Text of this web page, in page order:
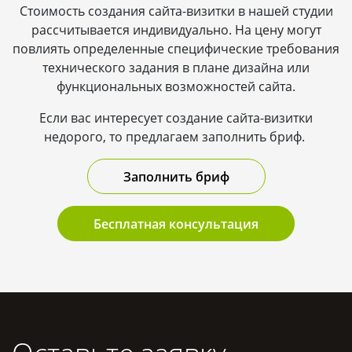
Стоимость создания сайта-визитки в нашей студии
рассчитывается индивидуально. На цену могут
повлиять определенные специфические требования
технического задания в плане дизайна или
функциональных возможностей сайта.
Если вас интересует создание сайта-визитки
недорого, то предлагаем заполнить бриф.
Заполнить бриф
Бесплатная консультация